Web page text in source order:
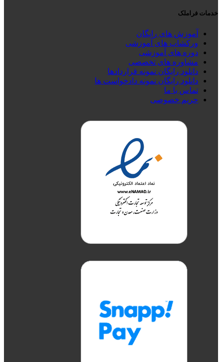
خدمات فراملک
آموزش های رایگان
ورکشاپ های آموزشی
دوره های آموزشی
مشاوره های تخصصی
دانلود رایگان نمونه قراردادها
دانلود رایگان نمونه دادخواست ها
تماس با ما
حریم خصوصی